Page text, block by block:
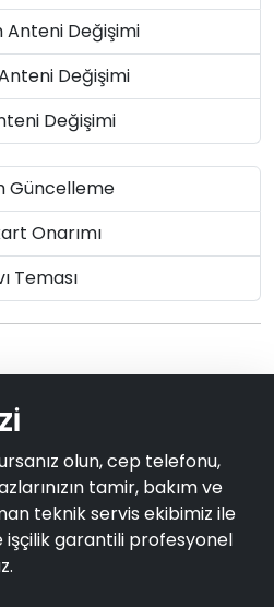
Anteni Değişimi
Değişimi
Değişimi
Güncelleme
Onarımı
Teması
olun, cep telefonu,
tamir, bakım ve
teknik servis ekibimiz ile
garantili profesyonel